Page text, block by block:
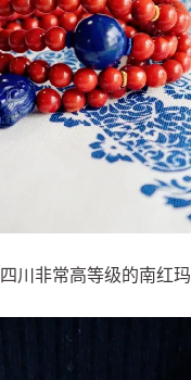
四川非常高等级的南红